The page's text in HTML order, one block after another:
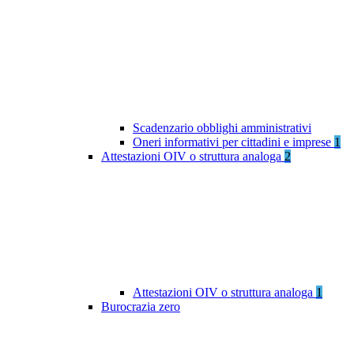
Scadenzario obblighi amministrativi
Oneri informativi per cittadini e imprese 1
Attestazioni OIV o struttura analoga 2
Attestazioni OIV o struttura analoga 1
Burocrazia zero